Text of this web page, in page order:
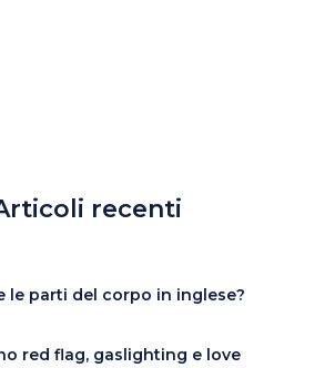
recenti
le parti del corpo in inglese?
red flag, gaslighting e love